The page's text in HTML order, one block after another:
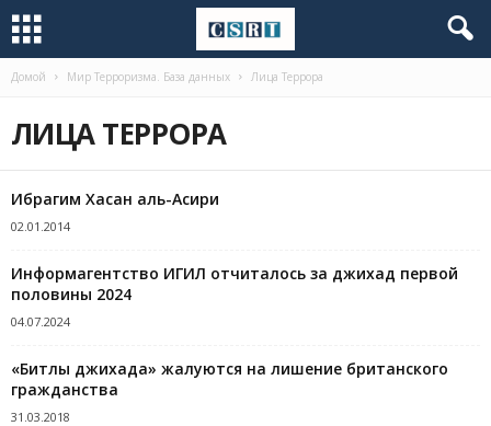
Домой Мир Терроризма. База данных Лица Террора
ЛИЦА ТЕРРОРА
Ибрагим Хасан аль-Асири
02.01.2014
Информагентство ИГИЛ отчиталось за джихад первой
половины 2024
04.07.2024
«Битлы джихада» жалуются на лишение британского
гражданства
31.03.2018